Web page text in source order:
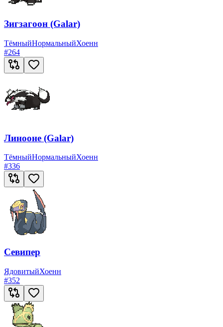
Зигзагоон (Galar)
ТёмныйНормальныйХоенн
#264
Линооне (Galar)
ТёмныйНормальныйХоенн
#336
Севипер
ЯдовитыйХоенн
#352